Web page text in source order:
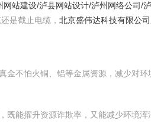
网站建设/泸县网站设计/泸州网络公司/
是截止电缆， 北京盛伟达科技有限公司
金不怕火铜、铝等金属资源，减少对
能擢升资源诈欺率，又能减少环境浑